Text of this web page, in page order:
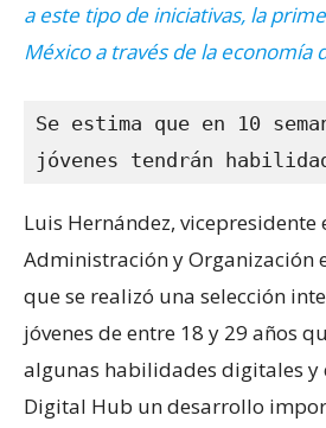
a este tipo de iniciativas, la
México a través de la economía
Se estima que en 10
jóvenes tendrán
Luis Hernández, vicepresidente
Administración y Organización
que se realizó una selección
jóvenes de entre 18 y 29 años
algunas habilidades digitales y
Digital Hub un desarrollo